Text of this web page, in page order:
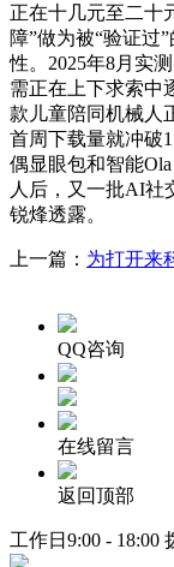
正在十几元至二十
障”做为被“验证过
性。2025年8月实
需正在上下求索中
款儿童陪同机械人
首周下载量就冲破
偶显眼包和智能
人后，又一批AI社
锐烽透露。
上一篇： 为打开来
QQ咨询
在线留言
返回顶部
工作日9:00 - 18:00